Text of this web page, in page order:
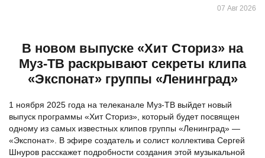
07 Авг 2026
В новом выпуске «Хит Сториз» на
Муз-ТВ раскрывают секреты клипа
«Экспонат» группы «Ленинград»
1 ноября 2025 года на телеканале Муз-ТВ выйдет новый
выпуск программы «Хит Сториз», который будет посвящен
одному из самых известных клипов группы «Ленинград» —
«Экспонат». В эфире создатель и солист коллектива Сергей
Шнуров расскажет подробности создания этой музыкальной